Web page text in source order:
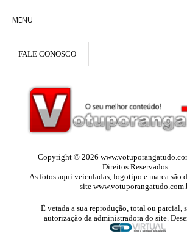
MENU
FALE CONOSCO
Copyright © 2026
Direitos Reservados.
As fotos aqui veiculadas, logotipo e marca são
site
É vetada a sua reprodução, total ou parcial,
autorização da administradora do site.